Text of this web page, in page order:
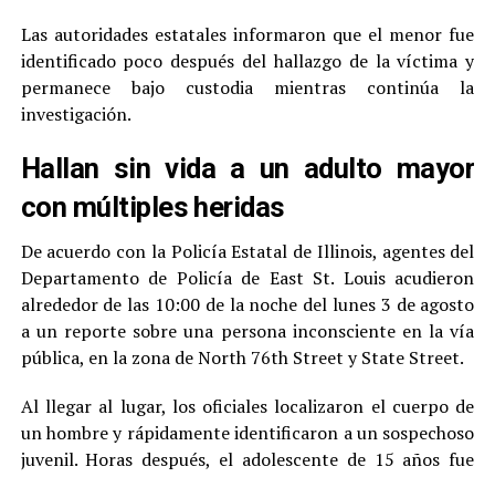
Las autoridades estatales informaron que el menor fue
identificado poco después del hallazgo de la víctima y
permanece bajo custodia mientras continúa la
investigación.
Hallan sin vida a un adulto mayor
con múltiples heridas
De acuerdo con la Policía Estatal de Illinois, agentes del
Departamento de Policía de East St. Louis acudieron
alrededor de las 10:00 de la noche del lunes 3 de agosto
a un reporte sobre una persona inconsciente en la vía
pública, en la zona de North 76th Street y State Street.
Al llegar al lugar, los oficiales localizaron el cuerpo de
un hombre y rápidamente identificaron a un sospechoso
juvenil. Horas después, el adolescente de 15 años fue